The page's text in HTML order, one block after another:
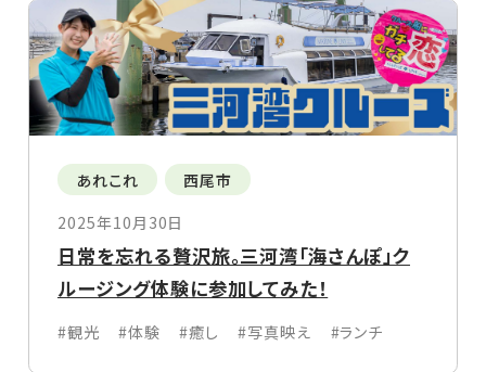
あれこれ
西尾市
2025年10月30日
日常を忘れる贅沢旅。三河湾「海さんぽ」ク
ルージング体験に参加してみた！
#観光 #体験 #癒し #写真映え #ランチ